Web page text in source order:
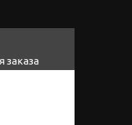
заказа